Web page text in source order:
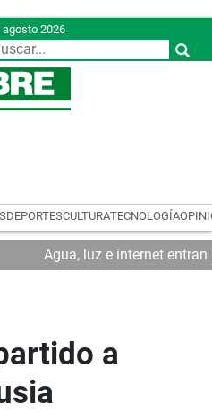
agosto 2026
DEPORTESCULTURATECNOLOGÍA
Agua, luz e internet
a